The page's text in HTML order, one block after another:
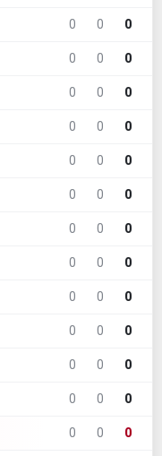
0 0 0
0 0 0
0 0 0
0 0 0
0 0 0
0 0 0
0 0 0
0 0 0
0 0 0
0 0 0
0 0 0
0 0 0
0 0 0